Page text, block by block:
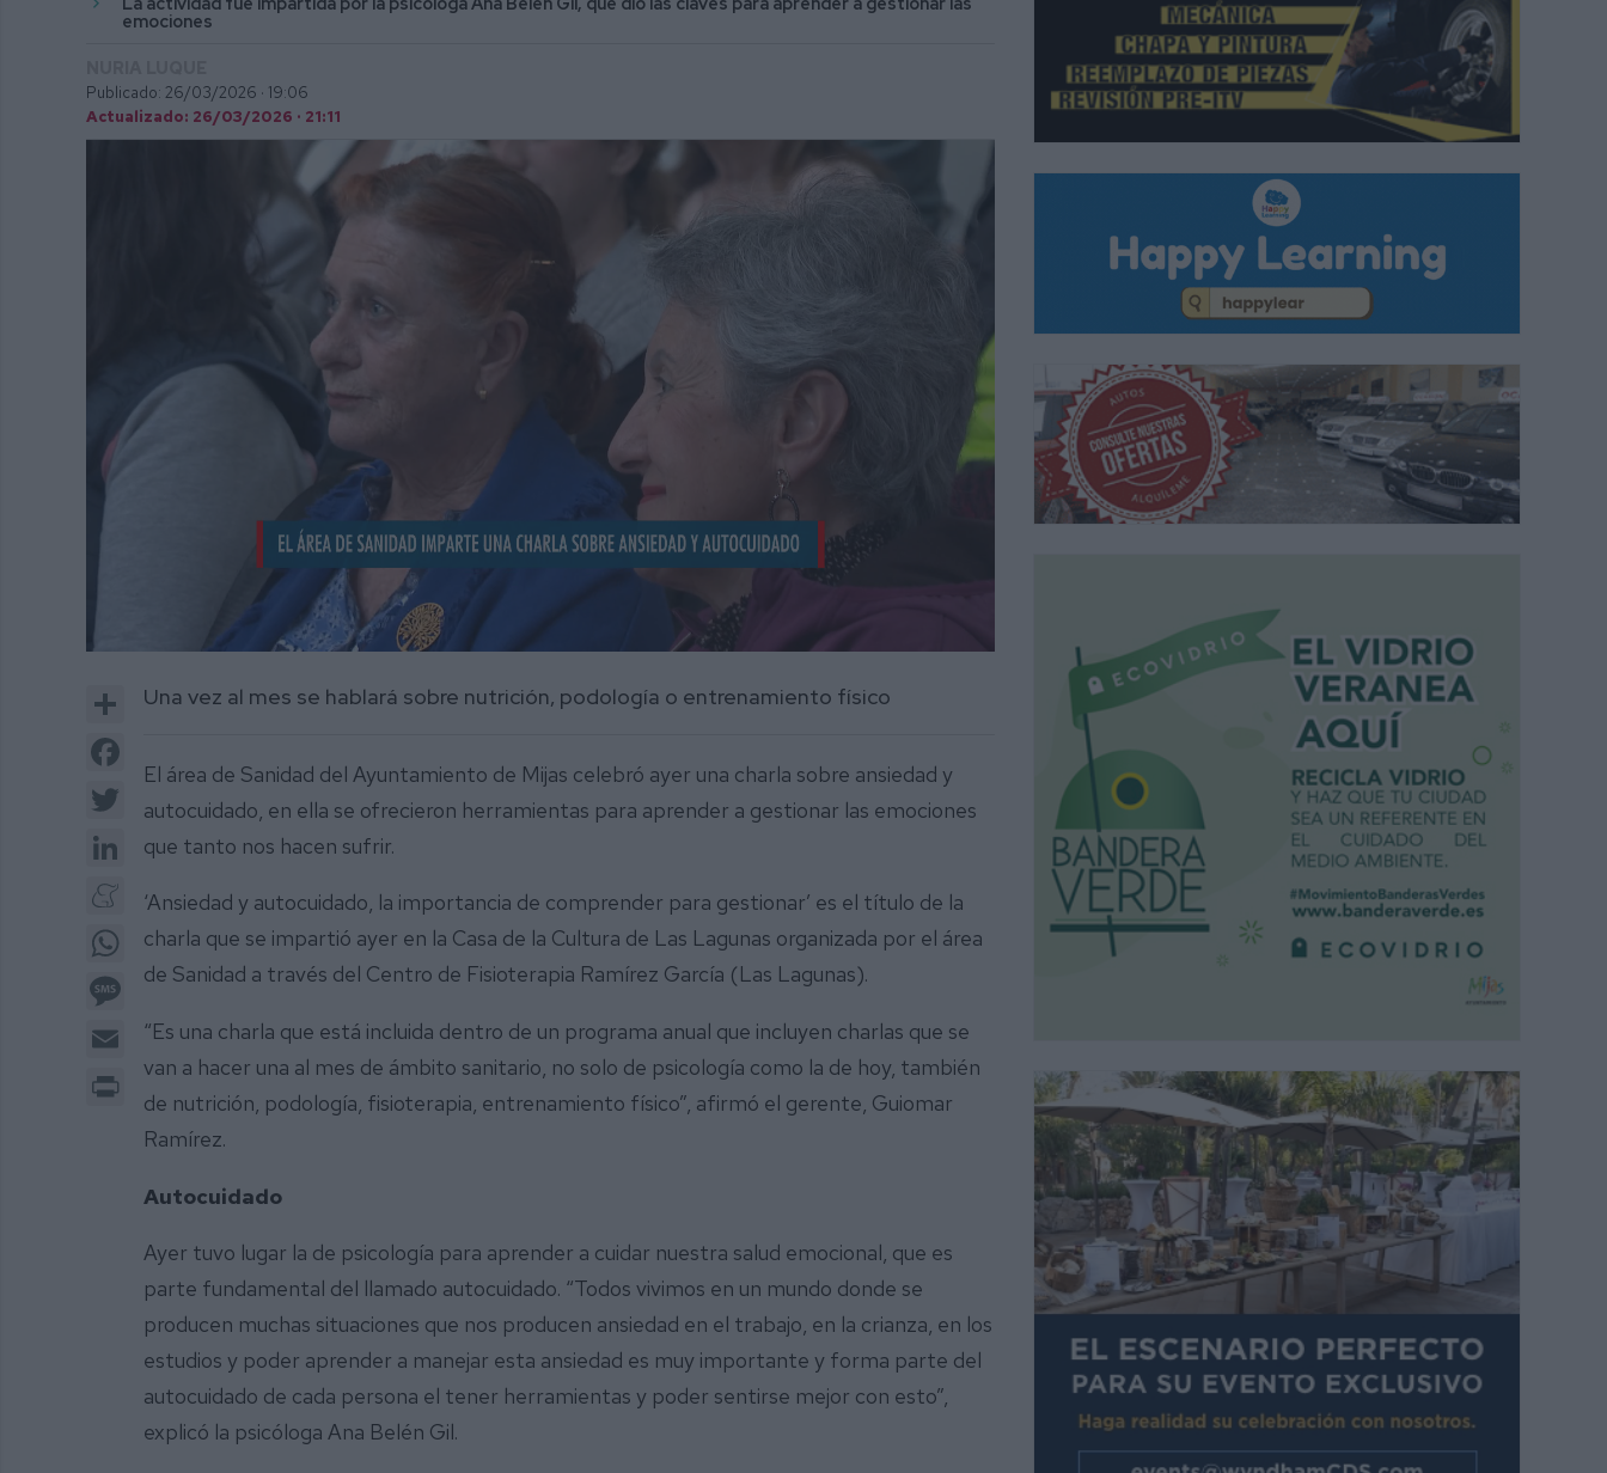
emociones
Publicado: 26/03/2026 · 19:06
Actualizado: 26/03/2026 · 21:11
1
minute,
26
seconds
Share
Twitter
LinkedIn
WhatsApp
Message
Email
Print
Una vez al mes se hablará sobre nutrición, podología o entrenamiento físico
El área de Sanidad del Ayuntamiento de Mijas celebró ayer una charla sobre ansiedad y
autocuidado, en ella se ofrecieron herramientas para aprender a gestionar las emociones
que tanto nos hacen sufrir.
‘Ansiedad y autocuidado, la importancia de comprender para gestionar’ es el título de la
charla que se impartió ayer en la Casa de la Cultura de Las Lagunas organizada por el área
de Sanidad a través del Centro de Fisioterapia Ramírez García (Las Lagunas).
“Es una charla que está incluida dentro de un programa anual que incluyen charlas que se
van a hacer una al mes de ámbito sanitario, no solo de psicología como la de hoy, también
de nutrición, podología, fisioterapia, entrenamiento físico”, afirmó el gerente, Guiomar
Ramírez.
Autocuidado
Ayer tuvo lugar la de psicología para aprender a cuidar nuestra salud emocional, que es
parte fundamental del llamado autocuidado. “Todos vivimos en un mundo donde se
producen muchas situaciones que nos producen ansiedad en el trabajo, en la crianza, en los
estudios y poder aprender a manejar esta ansiedad es muy importante y forma parte del
autocuidado de cada persona el tener herramientas y poder sentirse mejor con esto”,
explicó la psicóloga Ana Belén Gil.